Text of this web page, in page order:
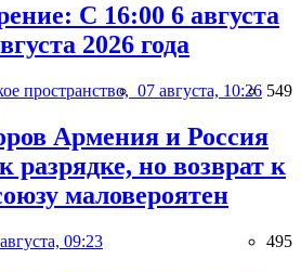
С 16:00 6 августа
2026 года
пространство, 07 августа, 10:26 549
Армения и Россия
разрядке, но возврат к
маловероятен
09:23 495